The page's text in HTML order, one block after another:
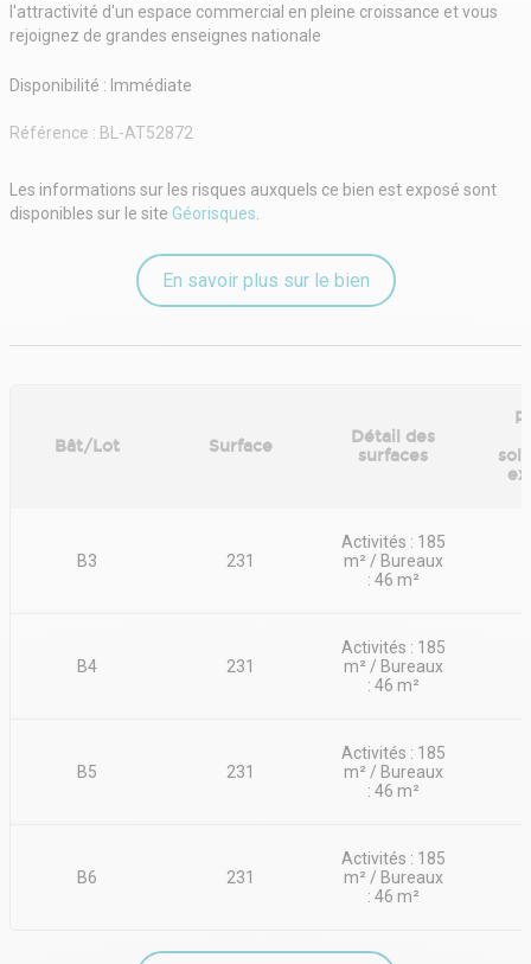
l'attractivité d'un espace commercial en pleine croissance et vous
rejoignez de grandes enseignes nationale
Disponibilité : Immédiate
Référence : BL-AT52872
Les informations sur les risques auxquels ce bien est exposé sont
disponibles sur le site Géorisques
En savoir plus sur le bien
Bât/Lot Surface
Détail des
surfaces
B3 231
Activités : 185
m² / Bureaux
: 46 m²
B4 231
Activités : 185
m² / Bureaux
: 46 m²
B5 231
Activités : 185
m² / Bureaux
: 46 m²
B6 231
Activités : 185
m² / Bureaux
: 46 m²